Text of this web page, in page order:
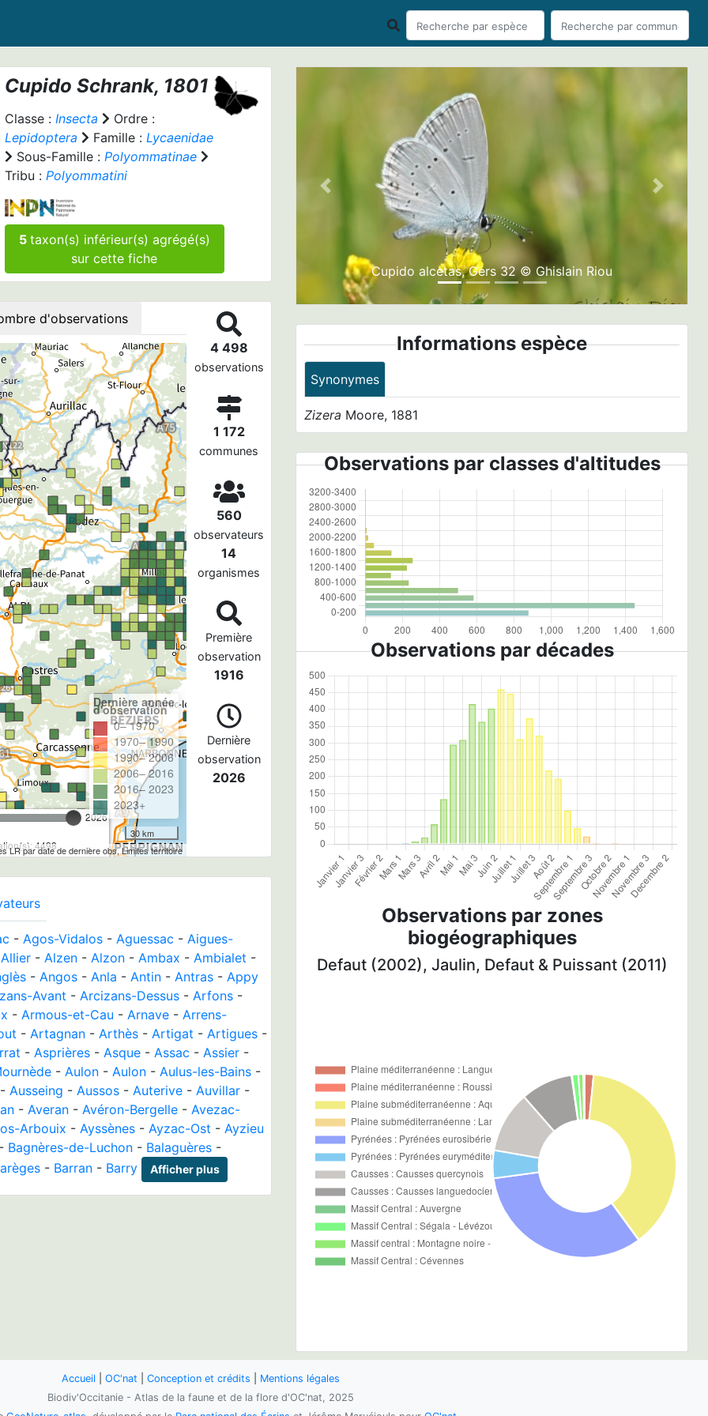
Cupido Schrank, 1801
Classe : Insecta
Ordre :
Lepidoptera
Famille : Lycaenidae
Sous-Famille : Polyommatinae
Tribu : Polyommatini
5 taxon(s) inférieur(s) agrégé(s)
sur cette fiche
d'observations
2026
4498
Dernière année
d'observation
0– 1970
1970– 1990
1990– 2006
2006– 2016
2016– 2023
2023+
30 km
LR par date de dernière obs, Limites territoire
4 498
observations
1 172
communes
560
observateurs
14
organismes
Première
observation
1916
Dernière
observation
2026
- Agos-Vidalos - Aguessac - Aigues-
Allier - Alzen - Alzon - Ambax - Ambialet -
- Angos - Anla - Antin - Antras - Appy
Avant - Arcizans-Dessus - Arfons -
- Armous-et-Cau - Arnave - Arrens-
- Artagnan - Arthès - Artigat - Artigues -
- Asprières - Asque - Assac - Assier -
- Aulon - Aulon - Aulus-les-Bains -
Ausseing - Aussos - Auterive - Auvillar -
- Averan - Avéron-Bergelle - Avezac-
Arbouix - Ayssènes - Ayzac-Ost - Ayzieu
Bagnères-de-Luchon - Balaguères -
- Barran - Barry Afficher plus
Cupido alcetas, Gers 32 © Ghislain Riou
Previous Next
Informations espèce
Synonymes
Zizera Moore, 1881
Observations par classes d'altitudes
Observations par décades
Observations par zones
biogéographiques
Defaut (2002), Jaulin, Defaut & Puissant (2011)
Accueil OC'nat Conception et crédits
Mentions légales
Biodiv'Occitanie - Atlas de la faune et de la flore d'OC'nat, 2025